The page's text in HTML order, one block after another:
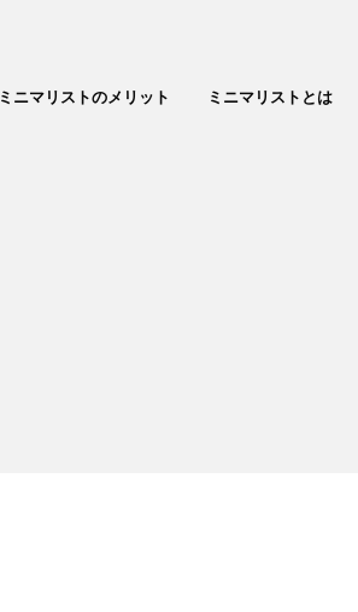
ミニマリストのメリット ミニマリストとは